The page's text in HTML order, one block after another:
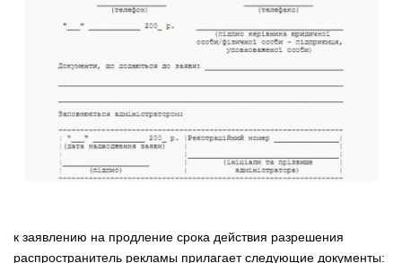
к заявлению на продление срока действия разрешения
распространитель рекламы прилагает следующие документы: